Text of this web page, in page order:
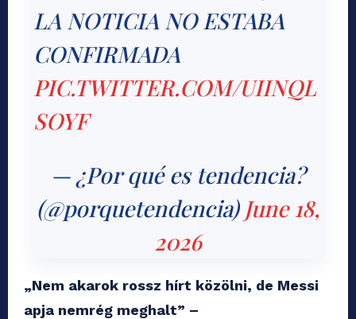
LA NOTICIA NO ESTABA
CONFIRMADA
PIC.TWITTER.COM/UIINQL
SOYF
— ¿Por qué es tendencia?
(@porquetendencia) June 18,
2026
„Nem akarok rossz hírt közölni, de Messi
apja nemrég meghalt” –